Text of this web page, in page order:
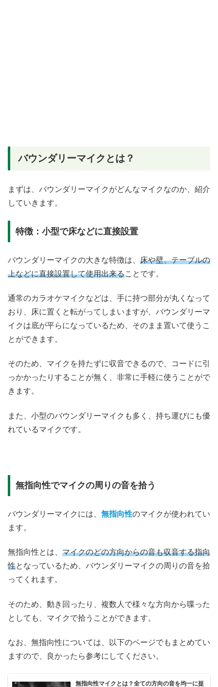
バウンダリーマイクとは？
まずは、バウンダリーマイクがどんなマイクなのか、紹介
していきます。
特徴：小型で床などに直接設置
バウンダリーマイクの大きな特徴は、 床や壁、テーブルの
上などに直接設置して使用出来ることです。
通常のカラオケマイクなどは、手に持つ部分が丸くなって
おり、床に置くと転がってしまいますが、バウンダリーマ
イクは底が平らになっているため、そのまま置いて使うこ
とができます。
そのため、マイクを持たずに収音できるので、コードに引
っかかったりすることが無く、非常に手軽に使うことがで
きます。
また、小型のバウンダリーマイクも多く、持ち運びにも優
れているマイクです。
無指向性でマイクの周りの音を拾う
バウンダリーマイクには、 無指向性のマイクが使われてい
ます。
無指向性とは、 マイクのどの方向からの音も収音する指向
性となっているため、バウンダリーマイクの周りの音を拾
ってくれます。
そのため、動き回ったり、複数人で様々な方向から喋った
としても、マイクで拾うことができます。
なお、無指向性については、以下のページでもまとめてい
ますので、良かったら参考にしてください。
無指向性マイクとは？全ての方向の音を均一に捉